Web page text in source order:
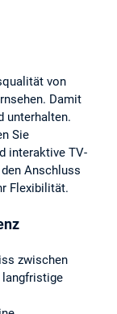
von
Damit
unterhalten.
Sie
interaktive TV-
Anschluss
Flexibilität.
zwischen
langfristige